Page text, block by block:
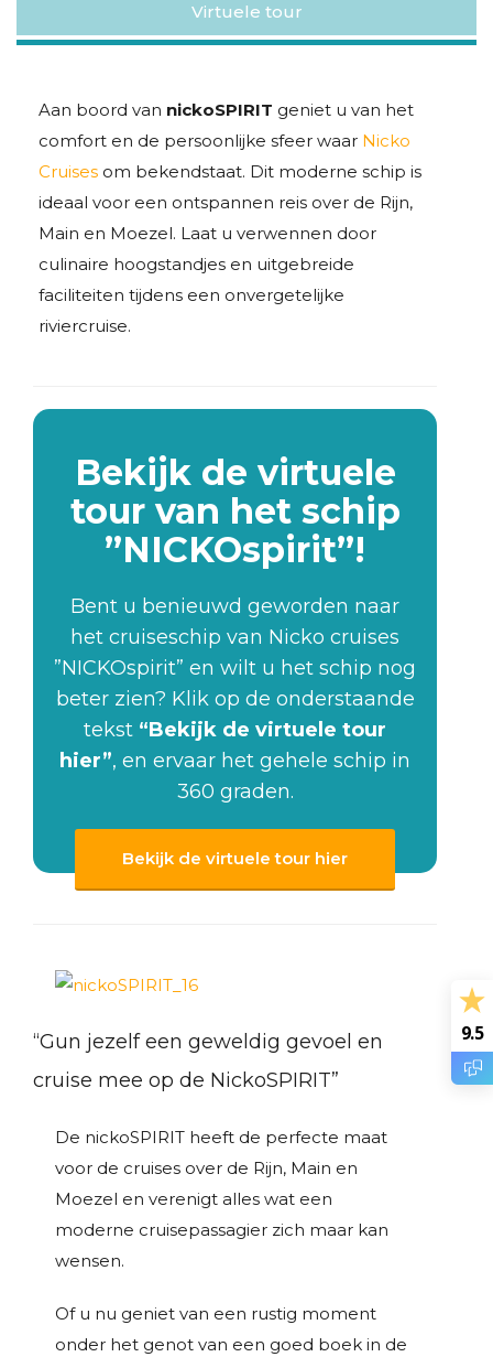
Virtuele tour
Aan boord van nickoSPIRIT geniet u van het
comfort en de persoonlijke sfeer waar Nicko
Cruises om bekendstaat. Dit moderne schip is
ideaal voor een ontspannen reis over de Rijn,
Main en Moezel. Laat u verwennen door
culinaire hoogstandjes en uitgebreide
faciliteiten tijdens een onvergetelijke
riviercruise.
Bekijk de virtuele
tour van het schip
”NICKOspirit”!
Bent u benieuwd geworden naar
het cruiseschip van Nicko cruises
”NICKOspirit” en wilt u het schip nog
beter zien? Klik op de onderstaande
tekst “Bekijk de virtuele tour
hier”, en ervaar het gehele schip in
360 graden.
Bekijk de virtuele tour hier
“Gun jezelf een geweldig gevoel en
cruise mee op de NickoSPIRIT”
De nickoSPIRIT heeft de perfecte maat
voor de cruises over de Rijn, Main en
Moezel en verenigt alles wat een
moderne cruisepassagier zich maar kan
wensen.
Of u nu geniet van een rustig moment
onder het genot van een goed boek in de
9.5